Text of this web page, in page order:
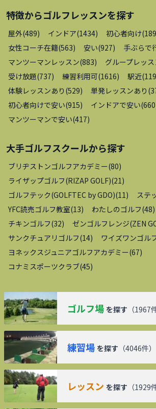
特徴からゴルフレッスンを探す
屋外(489) インドア(1434) 初心者向け(
女性コーチ在籍(563) 安い(927) 手ぶらで
マンツーマンレッスン(883) グループレッス
受け放題(737) 練習利用可(1616) 駅近(
体験レッスンあり (529) 単発レッスンあり (
初心者向けで安い(915) インドアで安い(660
マンツーマンで安い(417)
大手ゴルフスクールから探す
ブリヂストンゴルフアカデミー(80)
ライザップゴルフ(RIZAP GOLF)(21 )
ゴルフテック(GOLFTEC by GDO)(11 ) ステ
YFC読売ゴルフ教室(13) わたしのゴルフ(48)
チキンゴルフ(32) ゼンゴルフレンジ(ZEN
サンクチュアリゴルフ(14) ワイズワンゴル
ヨネックスジュニアゴルフアカデミー(67)
コナミスポーツクラブ(45)
ゴルフ場 を探す （1967
練習場 を探す （4046件）
レッスン を探す （1929